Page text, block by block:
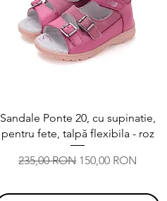
Afișare rapidă
Sandale Ponte 20, cu supinatie,
pentru fete, talpă flexibila - roz
Preț normal
235,00 RON Preț redus
150,00 RON